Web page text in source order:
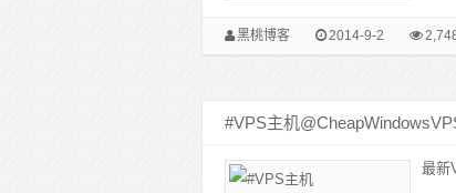
黑桃博客 2014-9-2
#VPS主机
最新